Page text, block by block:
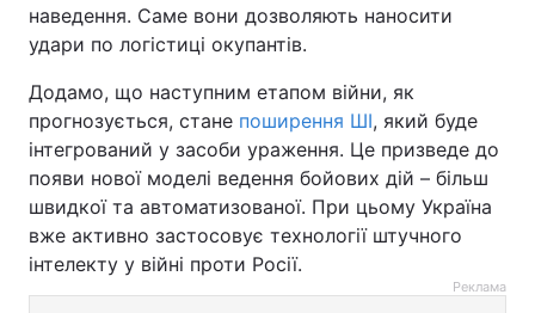
наведення. Саме вони дозволяють наносити
удари по логістиці окупантів.
Додамо, що наступним етапом війни, як
прогнозується, стане поширення ШІ, який буде
інтегрований у засоби ураження. Це призведе до
появи нової моделі ведення бойових дій – більш
швидкої та автоматизованої. При цьому Україна
вже активно застосовує технології штучного
інтелекту у війні проти Росії.
Реклама